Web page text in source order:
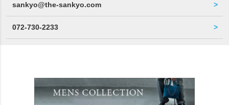
sankyo@the-sankyo.com
072-730-2233